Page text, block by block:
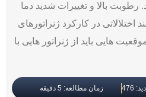
رطوبت بالا و تغییرات شدید دما
اختلالاتی در کارکرد ژنراتورهای
هایی باید از ژنراتور هایی با
476 زمان مطالعه: 5 دقیقه